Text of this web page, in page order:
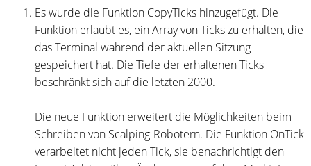
Es wurde die Funktion CopyTicks hinzugefügt. Die
Funktion erlaubt es, ein Array von Ticks zu erhalten, die
das Terminal während der aktuellen Sitzung
gespeichert hat. Die Tiefe der erhaltenen Ticks
beschränkt sich auf die letzten 2000.
Die neue Funktion erweitert die Möglichkeiten beim
Schreiben von Scalping-Robotern. Die Funktion OnTick
verarbeitet nicht jeden Tick, sie benachrichtigt den